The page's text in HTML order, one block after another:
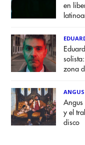
en
zona
Angus
y el
disco